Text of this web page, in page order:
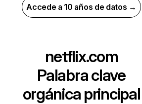
Accede a 10 años de datos →
netflix.com
Palabra clave
orgánica principal